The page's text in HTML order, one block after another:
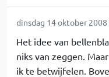
dinsdag 14 oktober 2008
Het idee van
niks van zeggen.
ik te betwijfelen.